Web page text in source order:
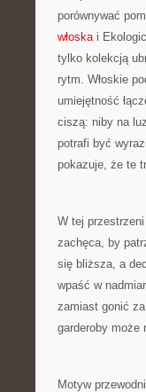
porównywać
włoskai
tylko kolekcją
rytm. Włoskie
umiejętność
ciszą: niby na
potrafi być
pokazuje, że te
W tej
zachęca, by
się bliższa, a
wpaść w
zamiast gonić
garderoby może
Motyw